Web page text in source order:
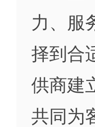
力、服
择到合
供商建
共同为